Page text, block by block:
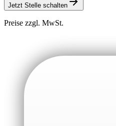
Jetzt Stelle schalten
Preise zzgl. MwSt.